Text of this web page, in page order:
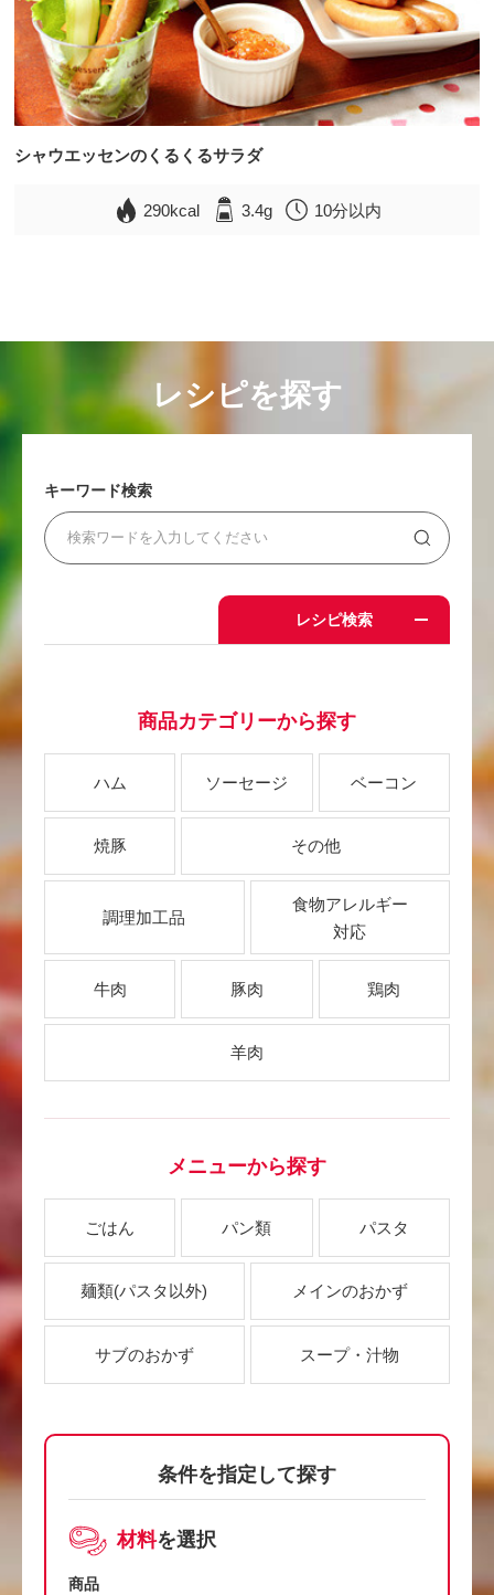
シャウエッセンのくるくるサラダ
290kcal 3.4g 10分以内
レシピを探す
キーワード検索
レシピ検索
商品カテゴリーから探す
ハム ソーセージ ベーコン
焼豚 その他
調理加工品
食物アレルギー
対応
牛肉 豚肉 鶏肉
羊肉
メニューから探す
ごはん パン類 パスタ
麺類(パスタ以外) メインのおかず
サブのおかず スープ・汁物
条件を指定して探す
材料を選択
商品